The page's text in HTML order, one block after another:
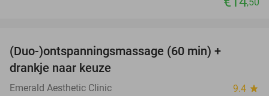
(Duo-)ontspanningsmassage (60 min) +
drankje naar keuze
Emerald Aesthetic Clinic 9.4 star